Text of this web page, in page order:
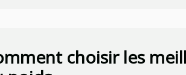
choisir les